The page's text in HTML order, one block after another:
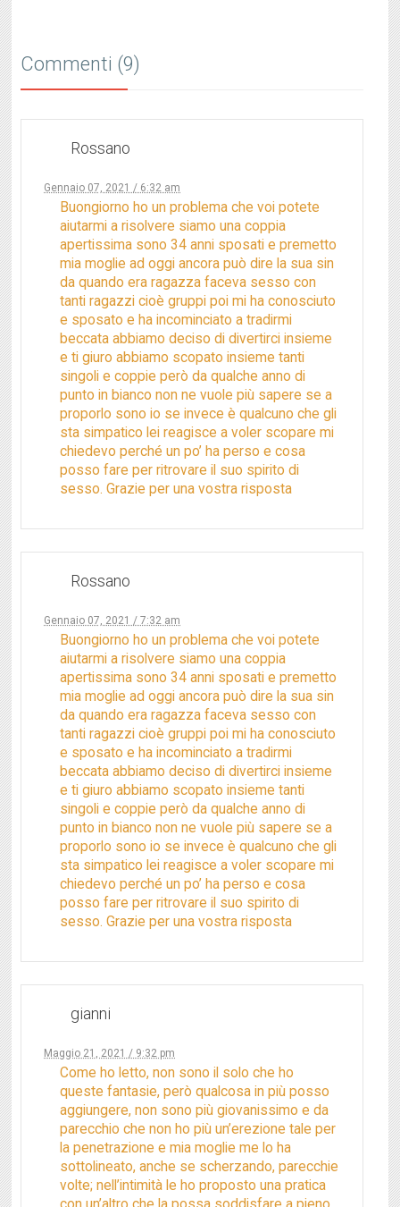
Commenti (9)
Rossano
Gennaio 07, 2021 / 6:32 am
Buongiorno ho un problema che voi potete
aiutarmi a risolvere siamo una coppia
apertissima sono 34 anni sposati e premetto
mia moglie ad oggi ancora può dire la sua sin
da quando era ragazza faceva sesso con
tanti ragazzi cioè gruppi poi mi ha conosciuto
e sposato e ha incominciato a tradirmi
beccata abbiamo deciso di divertirci insieme
e ti giuro abbiamo scopato insieme tanti
singoli e coppie però da qualche anno di
punto in bianco non ne vuole più sapere se a
proporlo sono io se invece è qualcuno che gli
sta simpatico lei reagisce a voler scopare mi
chiedevo perché un po’ ha perso e cosa
posso fare per ritrovare il suo spirito di
sesso. Grazie per una vostra risposta
Rossano
Gennaio 07, 2021 / 7:32 am
Buongiorno ho un problema che voi potete
aiutarmi a risolvere siamo una coppia
apertissima sono 34 anni sposati e premetto
mia moglie ad oggi ancora può dire la sua sin
da quando era ragazza faceva sesso con
tanti ragazzi cioè gruppi poi mi ha conosciuto
e sposato e ha incominciato a tradirmi
beccata abbiamo deciso di divertirci insieme
e ti giuro abbiamo scopato insieme tanti
singoli e coppie però da qualche anno di
punto in bianco non ne vuole più sapere se a
proporlo sono io se invece è qualcuno che gli
sta simpatico lei reagisce a voler scopare mi
chiedevo perché un po’ ha perso e cosa
posso fare per ritrovare il suo spirito di
sesso. Grazie per una vostra risposta
gianni
Maggio 21, 2021 / 9:32 pm
Come ho letto, non sono il solo che ho
queste fantasie, però qualcosa in più posso
aggiungere, non sono più giovanissimo e da
parecchio che non ho più un’erezione tale per
la penetrazione e mia moglie me lo ha
sottolineato, anche se scherzando, parecchie
volte; nell’intimità le ho proposto una pratica